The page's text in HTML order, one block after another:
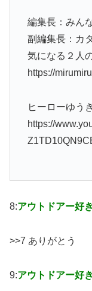
編集長：みん
副編集長：カ
気になる２人
https://
ヒーローゆう
https://
8:アウトドアー好き
>>7 ありがとう
9:アウトドアー好き